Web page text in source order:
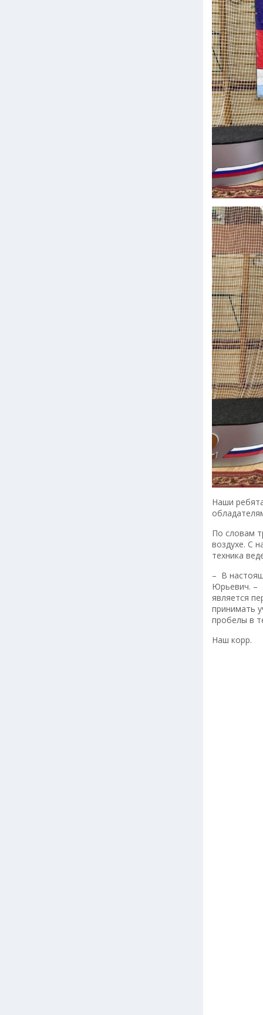
Наши
По словам
воздухе. С
техника
– В
Юрьевич. –
является
принимать
пробелы в
Наш корр.